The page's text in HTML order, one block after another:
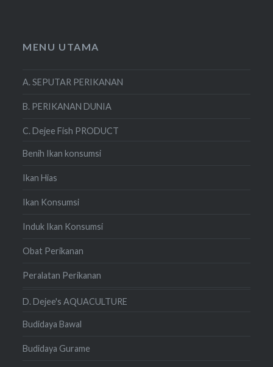
MENU UTAMA
A. SEPUTAR PERIKANAN
B. PERIKANAN DUNIA
C. Dejee Fish PRODUCT
Benih Ikan konsumsi
Ikan Hias
Ikan Konsumsi
Induk Ikan Konsumsi
Obat Perikanan
Peralatan Perikanan
D. Dejee's AQUACULTURE
Budidaya Bawal
Budidaya Gurame